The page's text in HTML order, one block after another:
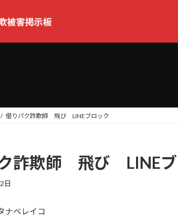
借りパク詐欺師 飛び LINEブロック
詐欺師 飛び LINEブ
日
ベレイコ